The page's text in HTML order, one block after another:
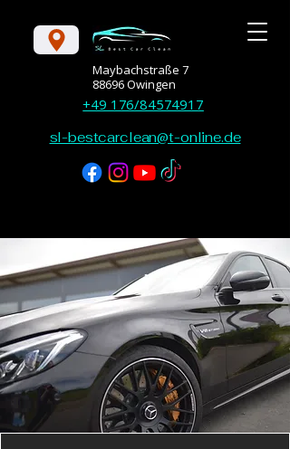
Maybachstraße 7
88696 Owingen
+49 176/84574917
sl-bestcarclean@t-online.de